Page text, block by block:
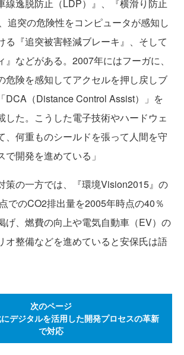
線逸脱防止（LDP）』、『横滑り防止
追突の危険性をコンピュータが感知し
る『追突被害軽減ブレーキ』、そして
』などがある。2007年にはフーガに、
危険を感知してアクセルを押し戻しブ
DCA（Distance Control Assist）」を
した。こうした電子技術やハードウェ
、何重ものシールドを張って人間を守
で開発を進めている」
策の一方では、『環境Vision2015』の
でのCO2排出量を2005年時点の40％
げ、燃費の向上や電気自動車（EV）の
オ整備などを進めていると安保氏は語
次のページ
デジタルを活用した開発プロセスの革新
で対応